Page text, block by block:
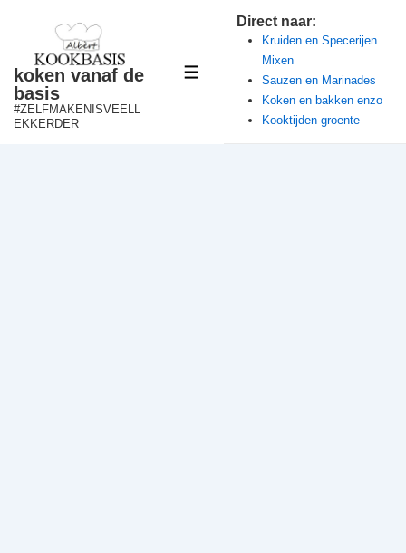
Doorgaan
hoofdinhoud
koken vanaf de
basis
#ZELFMAKENISVEELL
EKKERDER
MENU
Direct naar:
Kruiden en Specerijen
Mixen
Sauzen en Marinades
Koken en bakken enzo
Kooktijden groente